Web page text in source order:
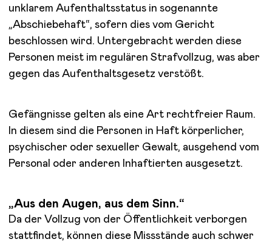
unklarem Aufenthaltsstatus in sogenannte
„Abschiebehaft“, sofern dies vom Gericht
beschlossen wird. Untergebracht werden diese
Personen meist im regulären Strafvollzug, was aber
gegen das Aufenthaltsgesetz verstößt.
Gefängnisse gelten als eine Art rechtfreier Raum.
In diesem sind die Personen in Haft körperlicher,
psychischer oder sexueller Gewalt, ausgehend vom
Personal oder anderen Inhaftierten ausgesetzt.
„Aus den Augen, aus dem Sinn.“
Da der Vollzug von der Öffentlichkeit verborgen
stattfindet, können diese Missstände auch schwer